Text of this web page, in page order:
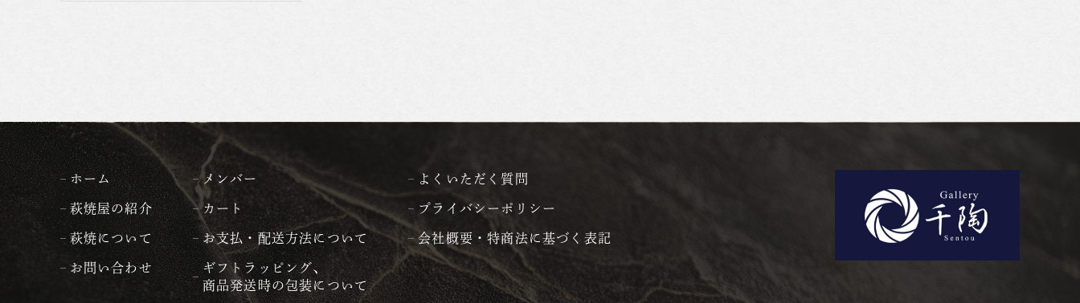
ホーム
萩焼屋の紹介
萩焼について
お問い合わせ
メンバー
カート
お支払・配送方法について
ギフトラッピング、
商品発送時の包装について
よくいただく質問
プライバシーポリシー
会社概要・特商法に基づく表記